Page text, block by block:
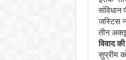
संविधान
जस्टिस
तीन
विवाद
सुप्रीम